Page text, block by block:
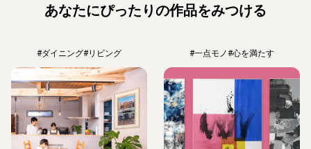
あなたにぴったりの作品をみつける
#ダイニング#リビング #一点モノ#心を満たす